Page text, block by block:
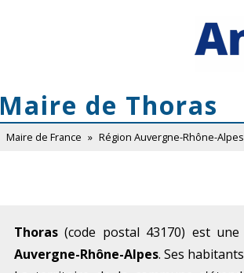
Maire de Thoras
Maire de France » Région Auvergne-Rhône-Alpes
Thoras (code postal 43170) est
Auvergne-Rhône-Alpes. Ses